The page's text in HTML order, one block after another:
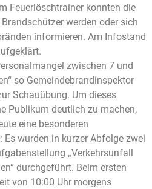
Feuerlöschtrainer konnten die
werden oder sich
informieren. Am Infostand
zwischen 7 und
so Gemeindebrandinspektor
Schauübung. Um dieses
Publikum deutlich zu machen,
eine besonderen
wurden in kurzer Abfolge zwei
„Verkehrsunfall
durchgeführt. Beim ersten
von 10:00 Uhr morgens